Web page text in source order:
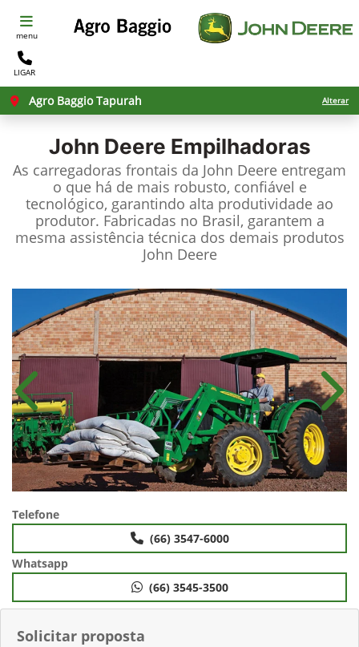
menu
LIGAR
Agro Baggio Tapurah Alterar
John Deere Empilhadoras
As carregadoras frontais da John Deere entregam
o que há de mais robusto, confiável e
tecnológico, garantindo alta produtividade ao
produtor. Fabricadas no Brasil, garantem a
mesma assistência técnica dos demais produtos
John Deere
Solicitar proposta
Anterior
Telefone
(66) 3547-6000
Whatsapp
(66) 3545-3500